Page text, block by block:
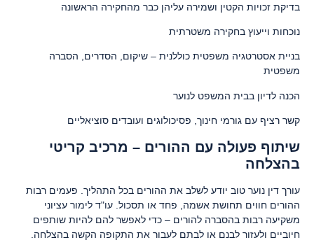
בדיקת זכויות הקטין ושמירה עליהן כבר מהחקירה הראשונה
נוכחות וייעוץ בחקירה משטרתית
בניית אסטרטגיה משפטית כוללנית – שיקום, הסדרים, הסברה
משפטית
הכנה לדיון בבית המשפט לנוער
קשר רציף עם גורמי חינוך, פסיכולוגים ועובדים סוציאליים
שיתוף פעולה עם ההורים – מרכיב קריטי
בהצלחה
עורך דין נוער טוב יודע לשלב את ההורים בכל התהליך. פעמים רבות
ההורים חווים תחושת אשמה, פחד או תסכול. עו"ד לימור עציוני
משקיעה רבות בהסברה להורים – כדי לאפשר להם להיות שותפים
חיוביים ולעזור לבנם או לבתם לעבור את התקופה הקשה בהצלחה.